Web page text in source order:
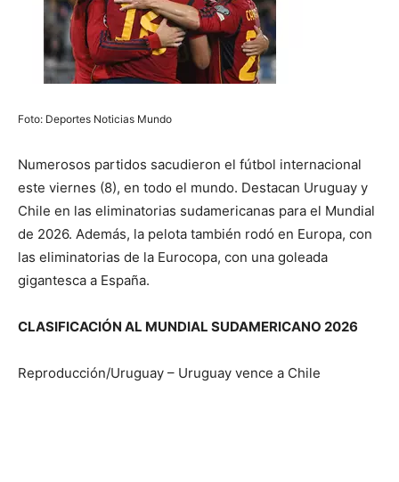
Foto: Deportes Noticias Mundo
Numerosos partidos sacudieron el fútbol internacional
este viernes (8), en todo el mundo. Destacan Uruguay y
Chile en las eliminatorias sudamericanas para el Mundial
de 2026. Además, la pelota también rodó en Europa, con
las eliminatorias de la Eurocopa, con una goleada
gigantesca a España.
CLASIFICACIÓN AL MUNDIAL SUDAMERICANO 2026
Reproducción/Uruguay – Uruguay vence a Chile